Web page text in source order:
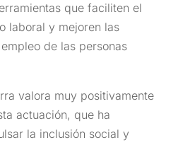
que faciliten el
laboral y mejoren las
de las personas
valora muy positivamente
actuación, que ha
la inclusión social y